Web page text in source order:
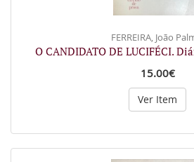
FERREIRA, João
O CANDIDATO DE LUCIFÉCI.
15.00€
Ver Item